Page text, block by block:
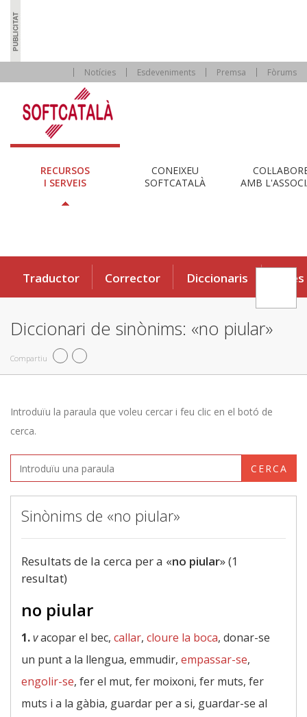
Notícies Esdeveniments Premsa Fòrums
RECURSOS
I SERVEIS
CONEIXEU
SOFTCATALÀ
AMB
Traductor Corrector Diccionaris Eines
Diccionari de sinònims: «no piular»
Compartiu
Introduïu la paraula que voleu cercar i feu clic en el botó de
cerca.
CERCA
Sinònims de «no piular»
Resultats de la cerca per a «no piular» (1
resultat)
no piular
1.vacopar el bec, callar, cloure la boca, donar-se
un punt a la llengua, emmudir, empassar-se,
engolir-se, fer el mut, fer moixoni, fer muts, fer
muts i a la gàbia, guardar per a si, guardar-se al